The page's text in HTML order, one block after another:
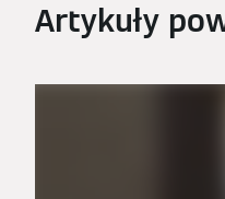
Artykuły